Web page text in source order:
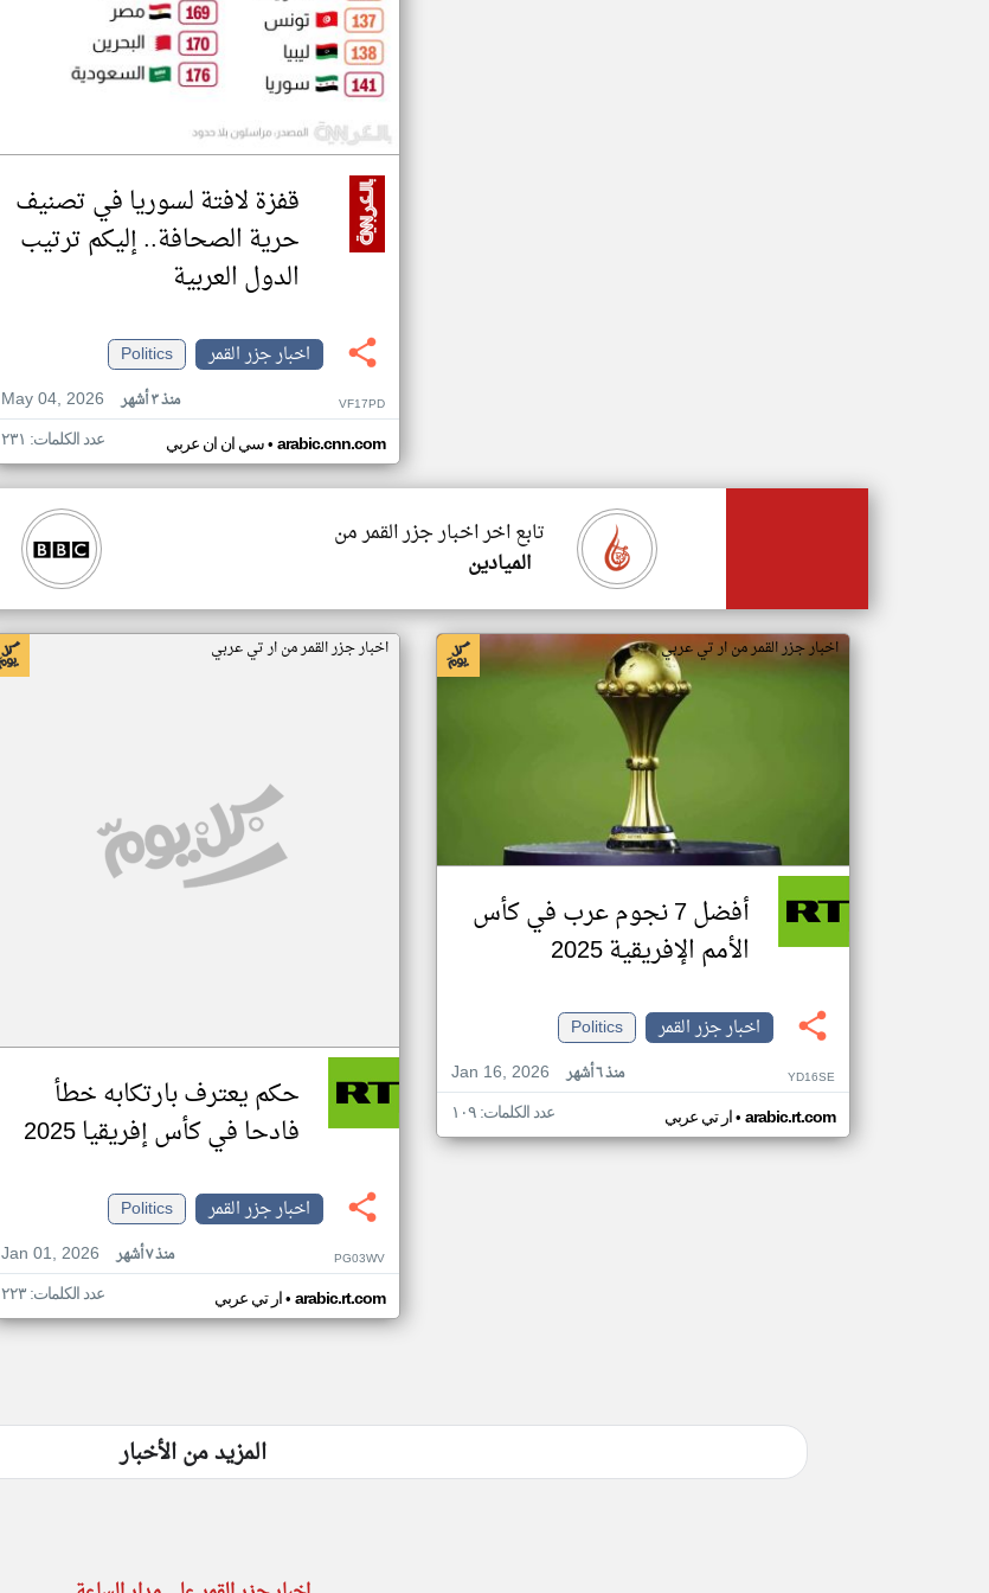
قفزة لافتة لسوريا في تصنيف
حرية الصحافة.. إليكم ترتيب
الدول العربية
اخبار جزر القمر
Politics
May 04, 2026
منذ ٣ أشهر VF17PD
سي ان ان عربي• arabic.cnn.com عدد الكلمات: ٢٣١
تابع اخر اخبار جزر القمر من
الميادين
اخبار جزر القمر من ار تي عربي
أفضل 7 نجوم عرب في كأس
الأمم الإفريقية 2025
اخبار جزر القمر
Politics
Jan 16, 2026
منذ ٦ أشهر YD16SE
ار تي عربي• arabic.rt.com عدد الكلمات: ١٠٩
اخبار جزر القمر من ار تي عربي
حكم يعترف بارتكابه خطأ
فادحا في كأس إفريقيا 2025
اخبار جزر القمر
Politics
Jan 01, 2026
منذ ٧ أشهر PG03WV
ار تي عربي• arabic.rt.com عدد الكلمات: ٢٢٣
المزيد من الأخبار